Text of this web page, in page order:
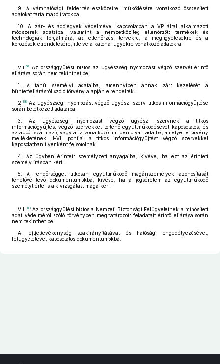
9. A vámhatósági felderítés eszközeire, működésére vonatkozó összesített
adatokat tartalmazó iratokba.
10. A zár- és adójegyek védelmével kapcsolatban a VP által alkalmazott
módszerek adataiba, valamint a nemzetközileg ellenőrzött termékek és
technológiák forgalmára, az ellenőrzési tervekre, a megfigyelésekre és a
körözések elrendelésére, illetve a katonai ügyekre vonatkozó adatokra.
VII. 87 Az országgyűlési biztos az ügyészség nyomozást végző szervét érintő
eljárása során nem tekinthet be:
1. A tanú személyi adataiba, amennyiben annak zárt kezelését a
büntetőeljárásról szóló törvény alapján elrendelték.
2. 88 Az ügyészségi nyomozást végző ügyészi szerv titkos információgyűjtése
során keletkezett adataiba.
3. Az ügyészségi nyomozást végző ügyészi szervnek a titkos
információgyűjtést végző szervekkel történő együttműködésével kapcsolatos, és
az abból származó, vagy arra vonatkozó minden olyan adatba, amelyet e törvény
mellékletének II–VI. pontjai a titkos információgyűjtést végző szervekkel
kapcsolatban ilyenként felsorolnak.
4. Az ügyben érintett személyzeti anyagaiba, kivéve, ha ezt az érintett
személy írásban kéri.
5. A rendőrséggel titkosan együttműködő magánszemélyek azonosítását
lehetővé tevő dokumentumokba, kivéve, ha a jogsérelem az együttműködő
személyt érte, s a kivizsgálást maga kéri.
VIII. 89 Az országgyűlési biztos a Nemzeti Biztonsági Felügyeletnek a minősített
adat védelméről szóló törvényben meghatározott feladatait érintő eljárása során
nem tekinthet be:
A rejtjeltevékenység szakirányításával és hatósági engedélyezésével,
felügyeletével kapcsolatos dokumentumokba.